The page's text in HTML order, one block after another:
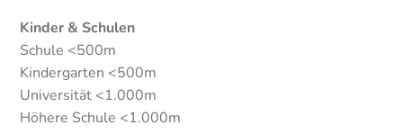
Kinder & Schulen
Schule <500m
Kindergarten <500m
Universität <1.000m
Höhere Schule <1.000m